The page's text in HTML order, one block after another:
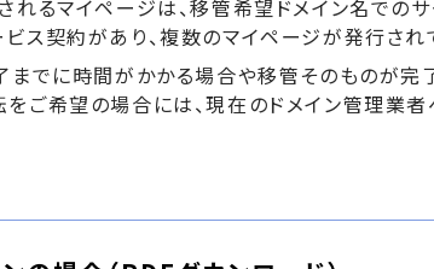
れるマイページは、移管希望ドメイン名での
ス契約があり、複数のマイページが発行され
までに時間がかかる場合や移管そのものが完
ご希望の場合には、現在のドメイン管理業